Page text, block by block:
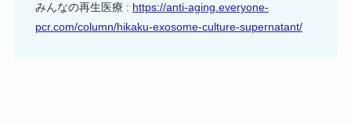
みんなの再生医療 : https://anti-aging.everyone-
pcr.com/column/hikaku-exosome-culture-supernatant/